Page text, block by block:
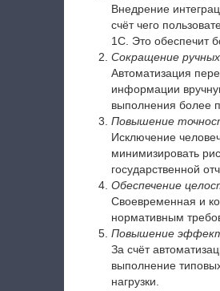
Внедрение
счёт чего
1С. Это обеспечит
Сокращение
Автоматизация
информации
выполнения более
Повышение
Исключение
минимизировать
государственной
Обеспечение
Своевременная и
нормативным
Повышение
За счёт
выполнение
нагрузки.